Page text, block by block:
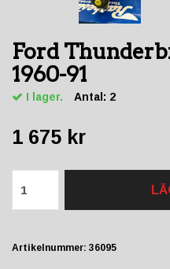
Ford
1960-91
I lager. Antal: 2
1 675 kr
Artikelnummer: 36095